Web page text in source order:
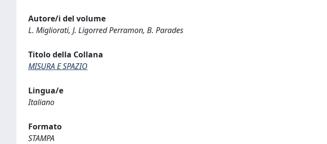
Autore/i del volume
L. Migliorati, J. Ligorred Perramon, B. Parades
Titolo della Collana
MISURA E SPAZIO
Lingua/e
Italiano
Formato
STAMPA